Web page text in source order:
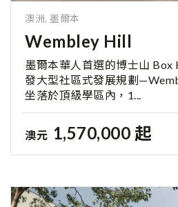
澳洲, 墨爾本
Wembley Hill
墨爾本華人首選的博士山
發大型社區式發展規劃
坐落於頂級學區內，1...
澳元 1,570,000 起